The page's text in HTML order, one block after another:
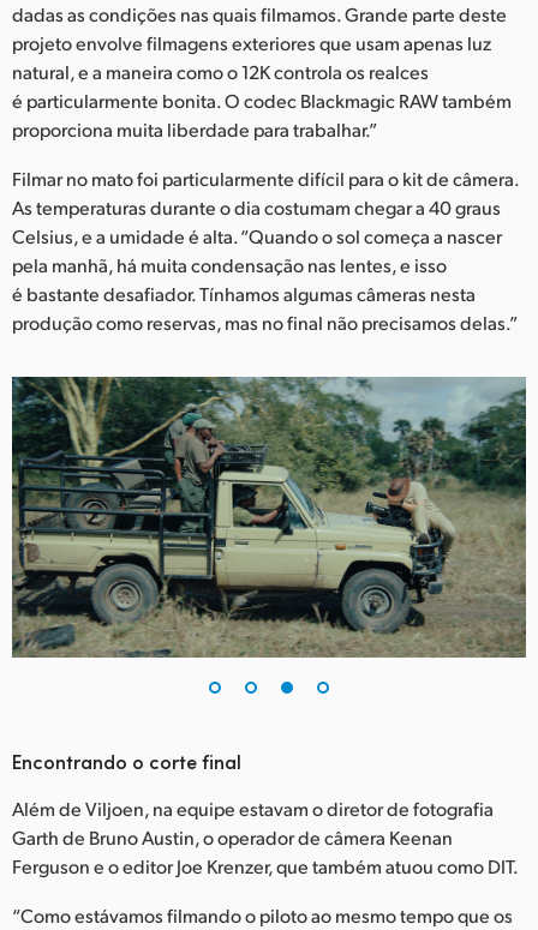
dadas as condições nas quais filmamos. Grande parte deste
projeto envolve filmagens exteriores que usam apenas luz
natural, e a maneira como o 12K controla os realces
é particularmente bonita. O codec Blackmagic RAW também
proporciona muita liberdade para trabalhar.”
Filmar no mato foi particularmente difícil para o kit de câmera.
As temperaturas durante o dia costumam chegar a 40 graus
Celsius, e a umidade é alta. “Quando o sol começa a nascer
pela manhã, há muita condensação nas lentes, e isso
é bastante desafiador. Tínhamos algumas câmeras nesta
produção como reservas, mas no final não precisamos delas.”
Encontrando o corte final
Além de Viljoen, na equipe estavam o diretor de fotografia
Garth de Bruno Austin, o operador de câmera Keenan
Ferguson e o editor Joe Krenzer, que também atuou como DIT.
“Como estávamos filmando o piloto ao mesmo tempo que os